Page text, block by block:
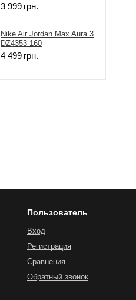
3 999 грн.
Nike Air Jordan Max Aura 3
DZ4353-160
4 499 грн.
Пользователь
Вход
Регистрация
Сравнения
Обратный звонок